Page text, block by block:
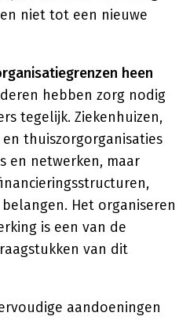
niet tot een nieuwe
heen
hebben zorg nodig
tegelijk. Ziekenhuizen,
thuiszorgorganisaties
en netwerken, maar
Het organiseren
is een van de
van dit
aandoeningen